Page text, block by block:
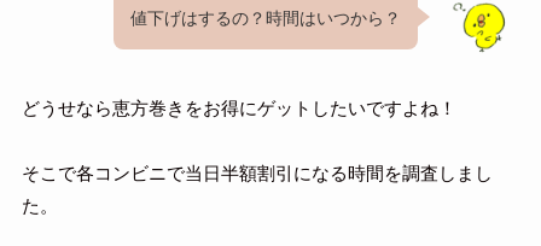
値下げはするの？時間はいつから？
どうせなら恵方巻きをお得にゲットしたいですよね！
そこで各コンビニで当日半額割引になる時間を調査しまし
た。